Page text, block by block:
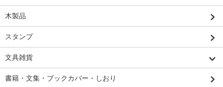
木製品
スタンプ
文具雑貨
書籍・文集・ブックカバー・しおり